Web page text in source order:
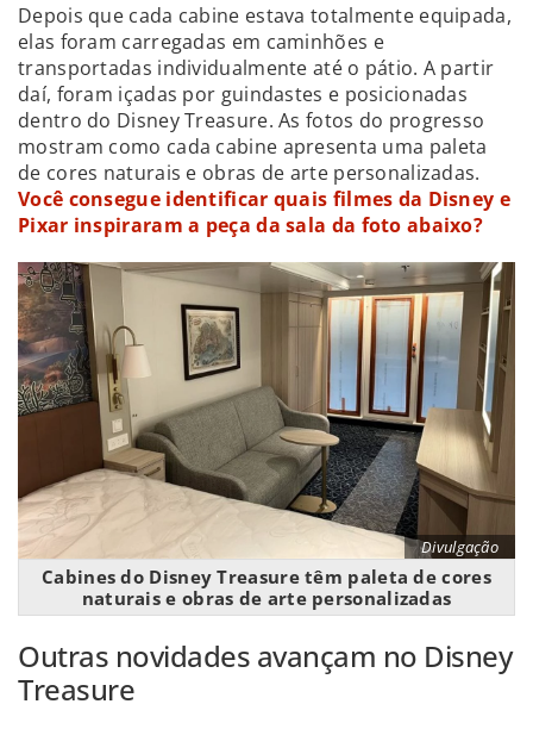
Depois que cada cabine estava totalmente equipada,
elas foram carregadas em caminhões e
transportadas individualmente até o pátio. A partir
daí, foram içadas por guindastes e posicionadas
dentro do Disney Treasure. As fotos do progresso
mostram como cada cabine apresenta uma paleta
de cores naturais e obras de arte personalizadas.
Você consegue identificar quais filmes da Disney e
Pixar inspiraram a peça da sala da foto abaixo?
Divulgação
Cabines do Disney Treasure têm paleta de cores
naturais e obras de arte personalizadas
Outras novidades avançam no Disney
Treasure